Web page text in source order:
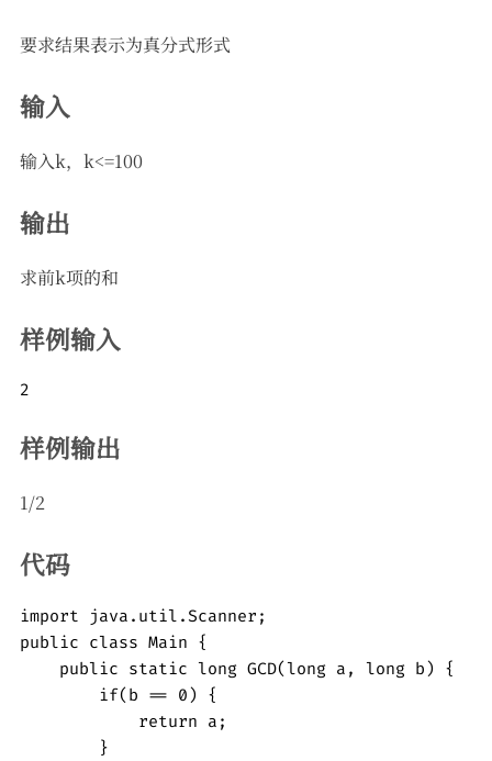
要求结果表示为真分式形式
输入
输入k，k<=100
输出
求前k项的和
样例输入
2
样例输出
1/2
代码
import java.util.Scanner;
public class Main {
    public static long GCD(long a, long b) {
        if(b == 0) {
            return a;
        }